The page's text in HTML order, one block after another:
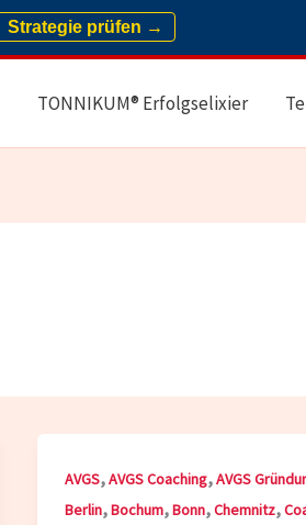
Strategie prüfen →
TONNIKUM® Erfolgselixier
AVGS,AVGS Coaching,AVGS
Berlin,Bochum,Bonn,Chemnitz,